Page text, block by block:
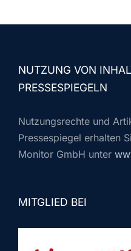
NUTZUNG VON
PRESSESPIEGELN
Nutzungsrechte und
Pressespiegel erhalten
Monitor GmbH unter
MITGLIED BEI